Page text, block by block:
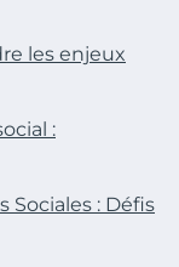
les enjeux
:
Sociales : Défis